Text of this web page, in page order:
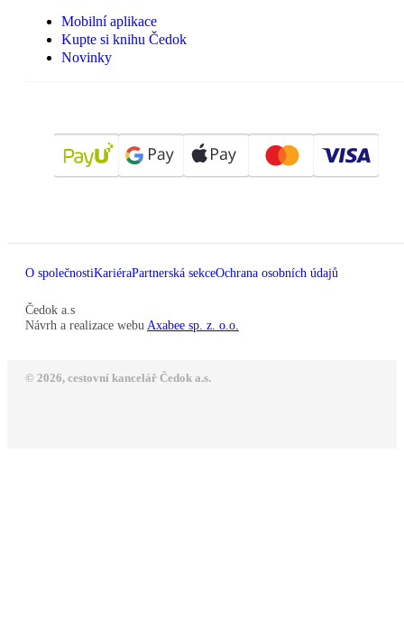
Mobilní aplikace
Kupte si knihu Čedok
Novinky
O společnostiKariéraPartnerská sekceOchrana osobních údajů
Čedok a.s
Návrh a realizace webu Axabee sp. z. o.o.
© 2026, cestovní kancelář Čedok a.s.